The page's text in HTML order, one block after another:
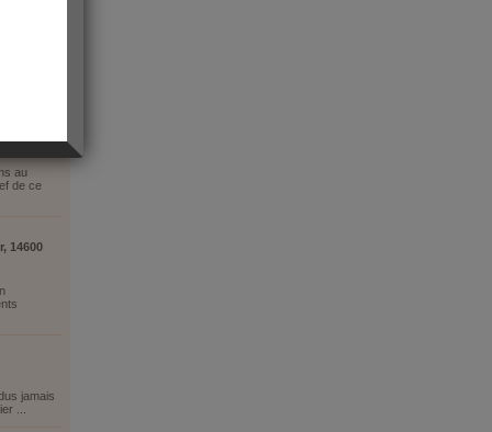
au
de ce
14600
jamais
...